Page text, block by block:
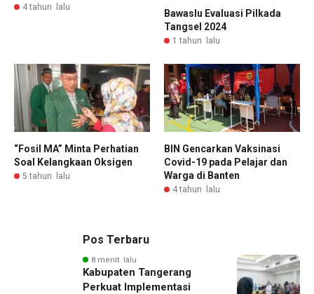
4 tahun lalu
Bawaslu Evaluasi Pilkada
Tangsel 2024
1 tahun lalu
“Fosil MA” Minta Perhatian
Soal Kelangkaan Oksigen
5 tahun lalu
BIN Gencarkan Vaksinasi
Covid-19 pada Pelajar dan
Warga di Banten
4 tahun lalu
Pos Terbaru
8 menit lalu
Kabupaten Tangerang
Perkuat Implementasi